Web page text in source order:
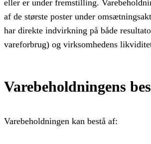
eller er under fremstilling.
af de største poster under
har direkte indvirkning på både
vareforbrug) og virksomhedens
Varebeholdningens
Varebeholdningen kan bestå af: